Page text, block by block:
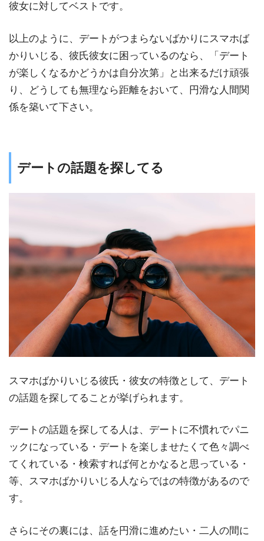
彼女に対してベストです。
以上のように、デートがつまらないばかりにスマホば
かりいじる、彼氏彼女に困っているのなら、「デート
が楽しくなるかどうかは自分次第」と出来るだけ頑張
り、どうしても無理なら距離をおいて、円滑な人間関
係を築いて下さい。
デートの話題を探してる
スマホばかりいじる彼氏・彼女の特徴として、デート
の話題を探してることが挙げられます。
デートの話題を探してる人は、デートに不慣れでパニ
ックになっている・デートを楽しませたくて色々調べ
てくれている・検索すれば何とかなると思っている・
等、スマホばかりいじる人ならではの特徴があるので
す。
さらにその裏には、話を円滑に進めたい・二人の間に